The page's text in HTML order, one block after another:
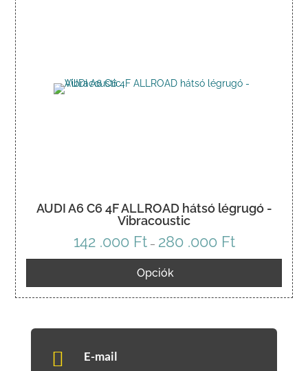
AUDI A6 C6 4F ALLROAD hátsó légrugó -
Vibracoustic
142 .000 Ft – 280 .000 FtÁrtartomány:
142
-
Opciók
 E-mail